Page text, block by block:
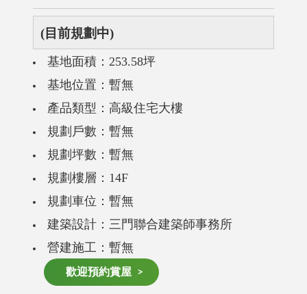
(目前規劃中)
基地面積：253.58坪
基地位置：暫無
產品類型：高級住宅大樓
規劃戶數：暫無
規劃坪數：暫無
規劃樓層：14F
規劃車位：暫無
建築設計：三門聯合建築師事務所
營建施工：暫無
歡迎預約賞屋